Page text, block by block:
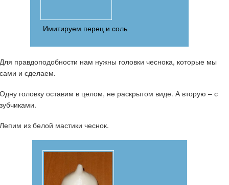
Имитируем перец и соль
Для правдоподобности нам нужны головки чеснока, которые мы
сами и сделаем.
Одну головку оставим в целом, не раскрытом виде. А вторую – с
зубчиками.
Лепим из белой мастики чеснок.